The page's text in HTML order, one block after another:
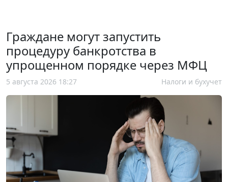
Граждане могут запустить
процедуру банкротства в
упрощенном порядке через МФЦ
5 августа 2026 18:27 Налоги и бухучет